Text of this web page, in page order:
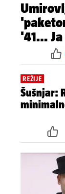
'paketom
'41...
REŽIJE
Šušnjar: